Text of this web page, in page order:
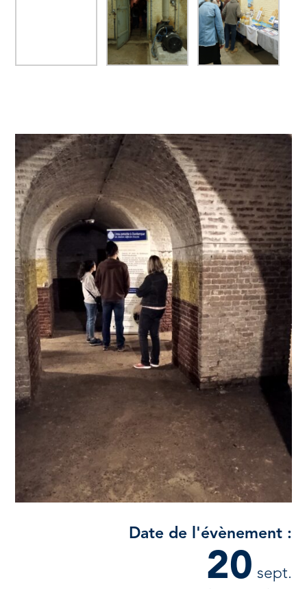
Date de l'évènement :
20 sept.